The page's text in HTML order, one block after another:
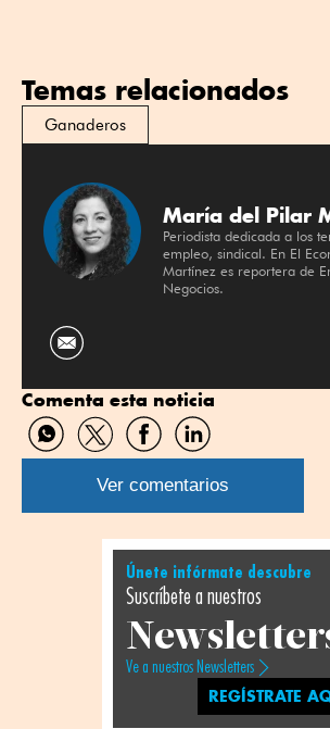
Temas relacionados
Ganaderos
María del Pilar
Periodista dedicada a los
empleo, sindical. En El
Martínez es reportera de
Negocios.
Comenta esta noticia
Compartir
por
WhatsApp
Compartir
por
Twitter
Compartir
por
Facebook
Compartir
por
Linkedin
Ver comentarios
Únete infórmate descubre
Suscríbete a nuestros
Ve a nuestros Newsletters
REGÍSTRATE